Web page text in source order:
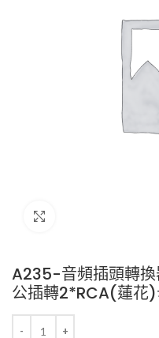
A235-音頻插頭轉換
公插轉2*RCA(蓮花